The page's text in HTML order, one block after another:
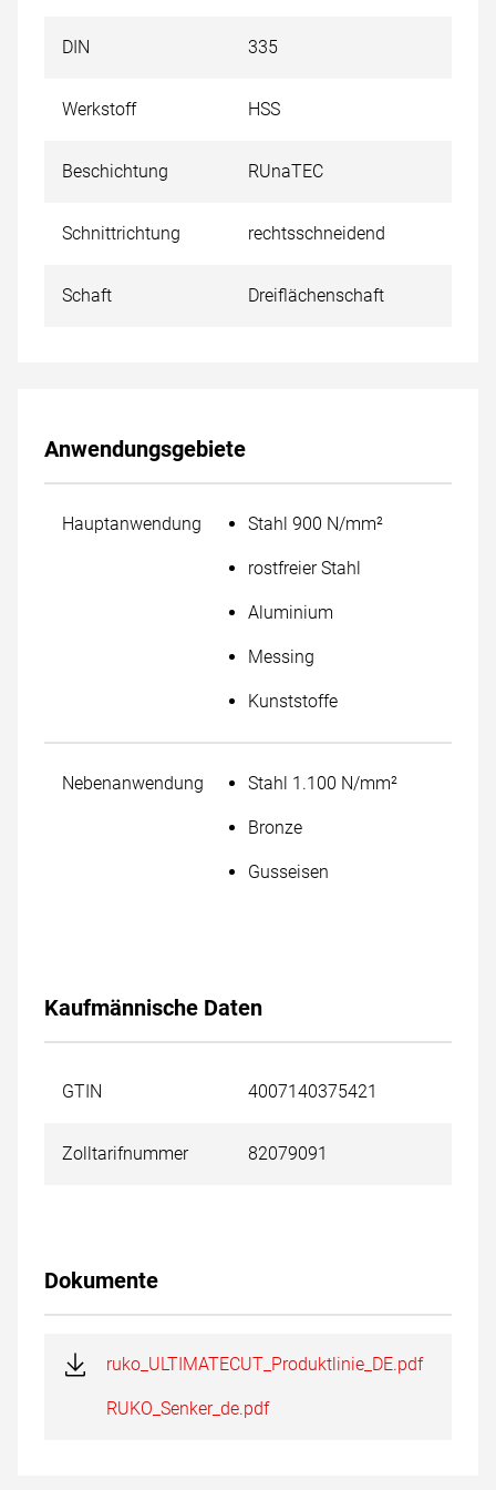
DIN 335
Werkstoff HSS
Beschichtung RUnaTEC
Schnittrichtung rechtsschneidend
Schaft Dreiflächenschaft
Anwendungsgebiete
Hauptanwendung Stahl 900 N/mm²
rostfreier Stahl
Aluminium
Messing
Kunststoffe
Nebenanwendung Stahl 1.100 N/mm²
Bronze
Gusseisen
Kaufmännische Daten
GTIN 4007140375421
Zolltarifnummer 82079091
Dokumente
ruko_ULTIMATECUT_Produktlinie_DE.pdf
RUKO_Senker_de.pdf